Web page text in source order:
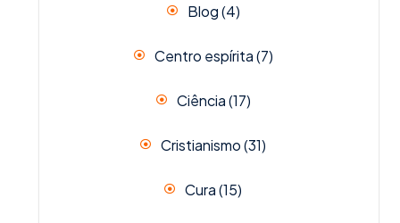
Blog(4)
Centro espírita(7)
Ciência(17)
Cristianismo(31)
Cura(15)